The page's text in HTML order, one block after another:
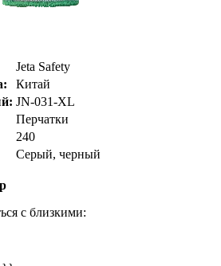
Jeta Safety
Китай
JN-031-XL
Перчатки
240
Серый, черный
с близкими: